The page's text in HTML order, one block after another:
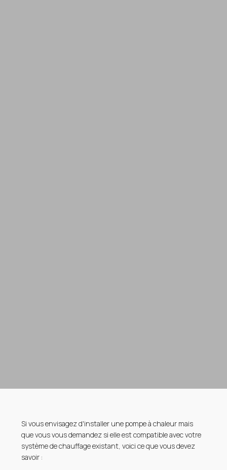
Si vous envisagez d'installer une pompe à chaleur mais
que vous vous demandez si elle est compatible avec votre
système de chauffage existant, voici ce que vous devez
savoir :